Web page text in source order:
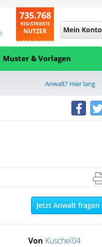
735.768
REGISTRIERTE
NUTZER Mein Konto
Muster & Vorlagen
Anwalt? Hier lang
Jetzt Anwalt fragen
Von Kuschel04